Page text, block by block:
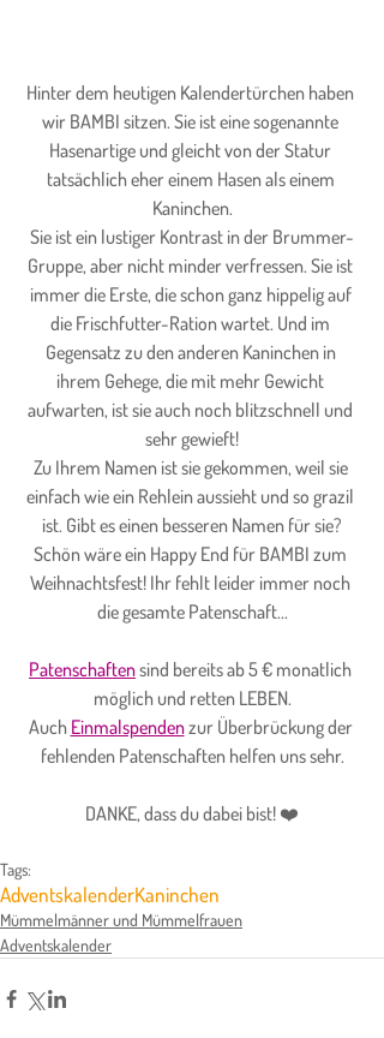
Hinter dem heutigen Kalendertürchen haben
wir BAMBI sitzen. Sie ist eine sogenannte
Hasenartige und gleicht von der Statur
tatsächlich eher einem Hasen als einem
Kaninchen.
Sie ist ein lustiger Kontrast in der Brummer-
Gruppe, aber nicht minder verfressen. Sie ist
immer die Erste, die schon ganz hippelig auf
die Frischfutter-Ration wartet. Und im
Gegensatz zu den anderen Kaninchen in
ihrem Gehege, die mit mehr Gewicht
aufwarten, ist sie auch noch blitzschnell und
sehr gewieft!
Zu Ihrem Namen ist sie gekommen, weil sie
einfach wie ein Rehlein aussieht und so grazil
ist. Gibt es einen besseren Namen für sie?
Schön wäre ein Happy End für BAMBI zum
Weihnachtsfest! Ihr fehlt leider immer noch
die gesamte Patenschaft...
Patenschaften sind bereits ab 5 € monatlich
möglich und retten LEBEN.
Auch Einmalspenden zur Überbrückung der
fehlenden Patenschaften helfen uns sehr.
DANKE, dass du dabei bist! ❤️
Tags:
AdventskalenderKaninchen
Mümmelmänner und Mümmelfrauen
Adventskalender